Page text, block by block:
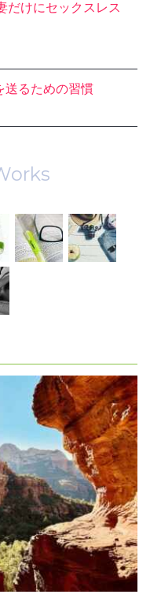
だけにセックスレス
送るための習慣